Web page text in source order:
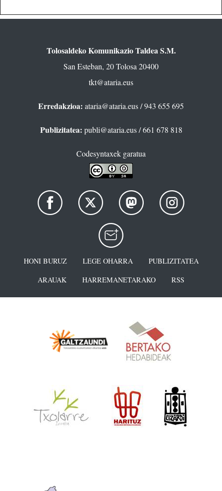
Tolosaldeko Komunikazio Taldea S.M.
San Esteban, 20 Tolosa 20400
tkt@ataria.eus
Erredakzioa: ataria@ataria.eus/ 943 655 695
Publizitatea: publi@ataria.eus/ 661 678 818
Codesyntaxek garatua
HONI BURUZ LEGE OHARRA
PUBLIZITATEA
ARAUAK
HARREMANETARAKO RSS